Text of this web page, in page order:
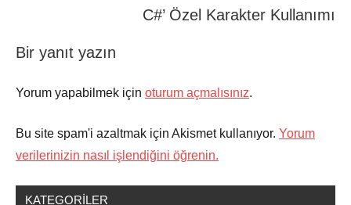
c
mouse
MouseDown
mousemove,
C#’ Özel Karakter Kullanımı
Bir yanıt yazın
Yorum yapabilmek için oturum açmalısınız.
Bu site spam'i azaltmak için Akismet kullanıyor. Yorum
verilerinizin nasıl işlendiğini öğrenin.
KATEGORILER